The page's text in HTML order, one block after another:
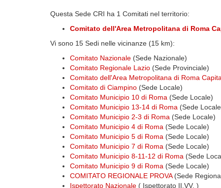
Questa Sede CRI ha 1 Comitati nel territorio:
Comitato dell'Area Metropolitana di Roma
Vi sono 15 Sedi nelle vicinanze (15 km):
Comitato Nazionale (Sede Nazionale)
Comitato Regionale Lazio (Sede Provinciale)
Comitato dell'Area Metropolitana di Roma
Comitato di Ciampino (Sede Locale)
Comitato Municipio 10 di Roma (Sede Locale)
Comitato Municipio 13-14 di Roma (Sede
Comitato Municipio 2-3 di Roma (Sede Locale)
Comitato Municipio 4 di Roma (Sede Locale)
Comitato Municipio 5 di Roma (Sede Locale)
Comitato Municipio 7 di Roma (Sede Locale)
Comitato Municipio 8-11-12 di Roma (Sede
Comitato Municipio 9 di Roma (Sede Locale)
COMITATO REGIONALE PROVA(Sede
Ispettorato Nazionale ( Ispettorato II.VV. )